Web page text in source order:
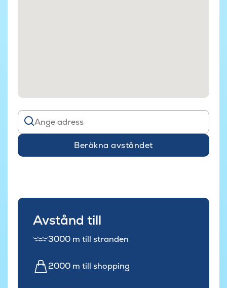
Beräkna avståndet
Avstånd till
3000 m till stranden
2000 m till shopping